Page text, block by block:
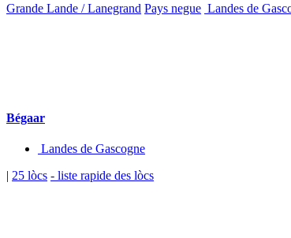
Grande Lande / Lanegrand Pays negue Landes de
Bégaar
Landes de Gascogne
| 25 lòcs - liste rapide des lòcs